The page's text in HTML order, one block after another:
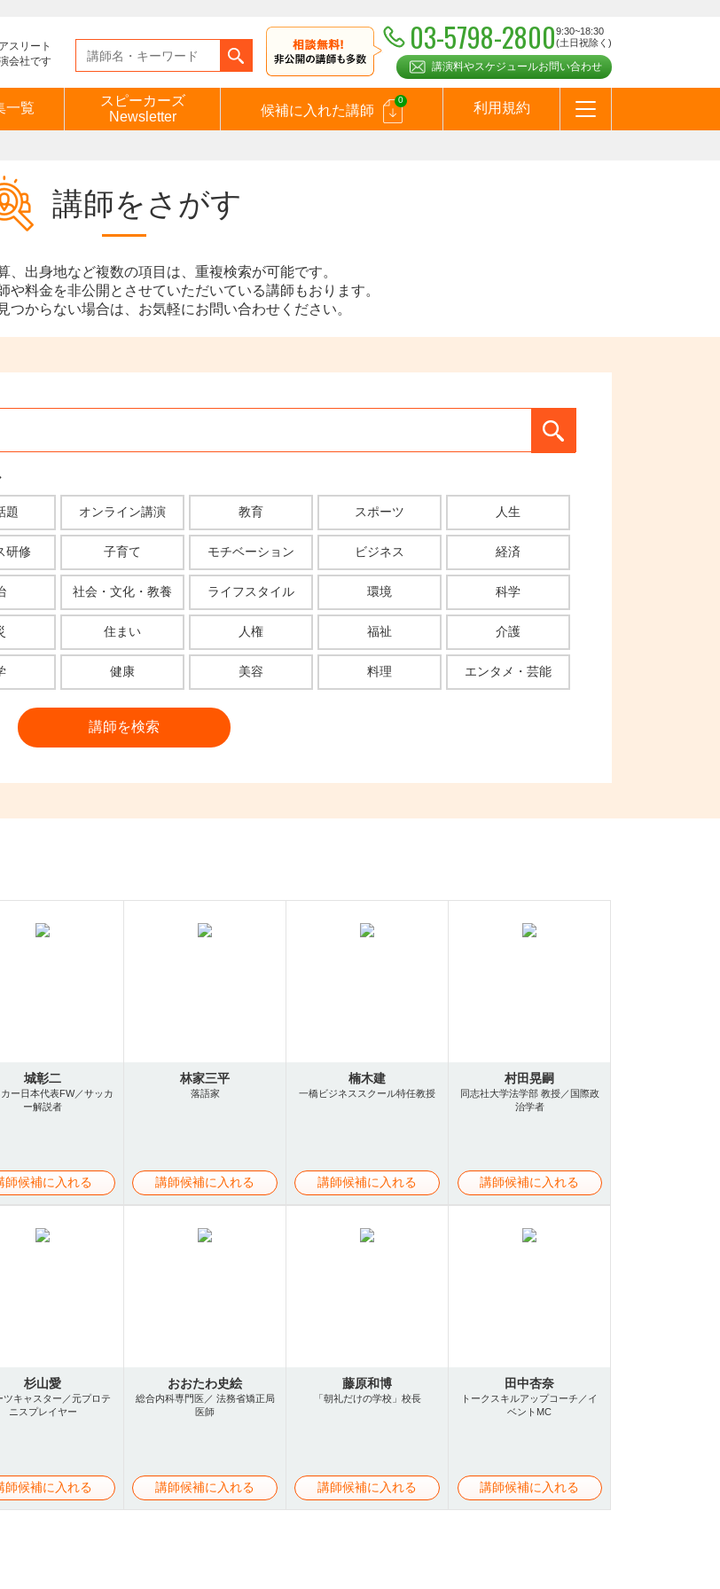
スリート
会社です
03-5798-28009:30~18:30
(土日祝除く)
講演料やスケジュールお問い合わせ
一覧
スピーカーズ
Newsletter
候補に入れた講師
0
利用規約
講師をさがす
出身地など複数の項目は、重複検索が可能です。
や料金を非公開とさせていただいている講師もおります。
つからない場合は、お気軽にお問い合わせください。
題 オンライン講演 教育 スポーツ 人生
研修 子育て モチベーション ビジネス 経済
社会・文化・教養 ライフスタイル 環境 科学
住まい 人権 福祉 介護
健康 美容 料理 エンタメ・芸能
城彰二
ー日本代表FW／サッカ
ー解説者
師候補に入れる
林家三平
落語家
講師候補に入れる
楠木建
一橋ビジネススクール特任教授
講師候補に入れる
村田晃嗣
同志社大学法学部 教授／国際政
治学者
講師候補に入れる
杉山愛
ツキャスター／元プロテ
ニスプレイヤー
師候補に入れる
おおたわ史絵
総合内科専門医／ 法務省矯正局
医師
講師候補に入れる
藤原和博
「朝礼だけの学校」校長
講師候補に入れる
田中杏奈
トークスキルアップコーチ／イ
ベントMC
講師候補に入れる